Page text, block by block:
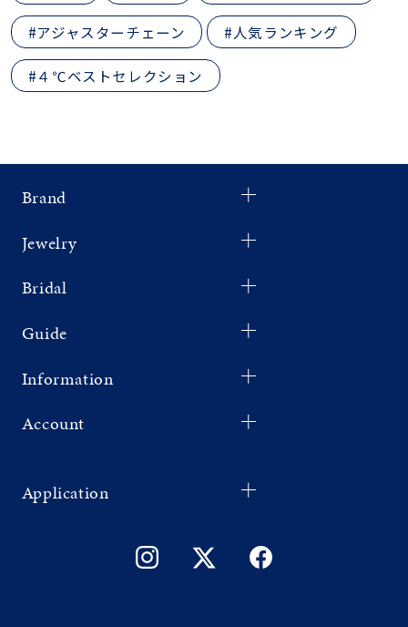
#アジャスターチェーン #人気ランキング
#４℃ベストセレクション
Brand
Jewelry
Bridal
Guide
Information
Account
Application